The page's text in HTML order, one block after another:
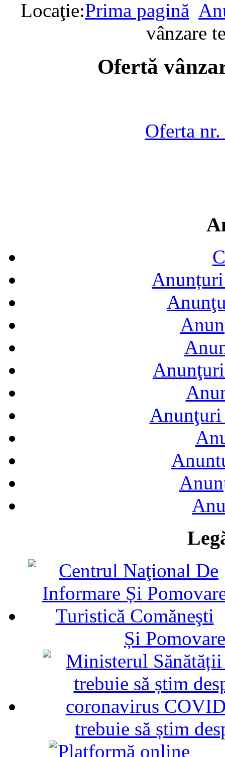
Locaţie:Prima pagină
vânzare
Ofertă
Oferta
Și
trebuie să știm